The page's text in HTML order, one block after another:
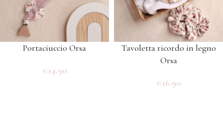
Portaciuccio Orsa
€14.90
Tavoletta ricordo in legno
Orsa
€16.90